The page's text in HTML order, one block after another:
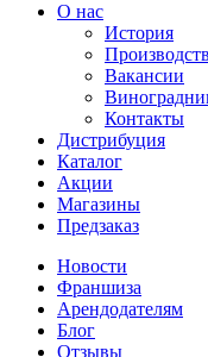
О нас
История
Вакансии
Контакты
Дистрибуция
Каталог
Акции
Магазины
Предзаказ
Новости
Франшиза
Арендодателям
Блог
Отзывы